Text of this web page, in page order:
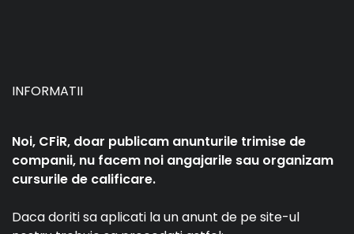
INFORMATII
Noi, CFiR, doar publicam anunturile trimise de
companii, nu facem noi angajarile sau organizam
cursurile de calificare.
Daca doriti sa aplicati la un anunt de pe site-ul